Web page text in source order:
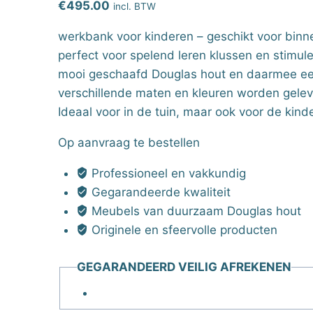
€495.00 incl. BTW
werkbank voor kinderen – geschikt voor
perfect voor spelend leren klussen en
mooi geschaafd Douglas hout en daarmee
verschillende maten en kleuren worden
Ideaal voor in de tuin, maar ook voor de
Op aanvraag te bestellen
Professioneel en vakkundig
Gegarandeerde kwaliteit
Meubels van duurzaam Douglas hout
Originele en sfeervolle producten
GEGARANDEERD VEILIG AFREKENEN